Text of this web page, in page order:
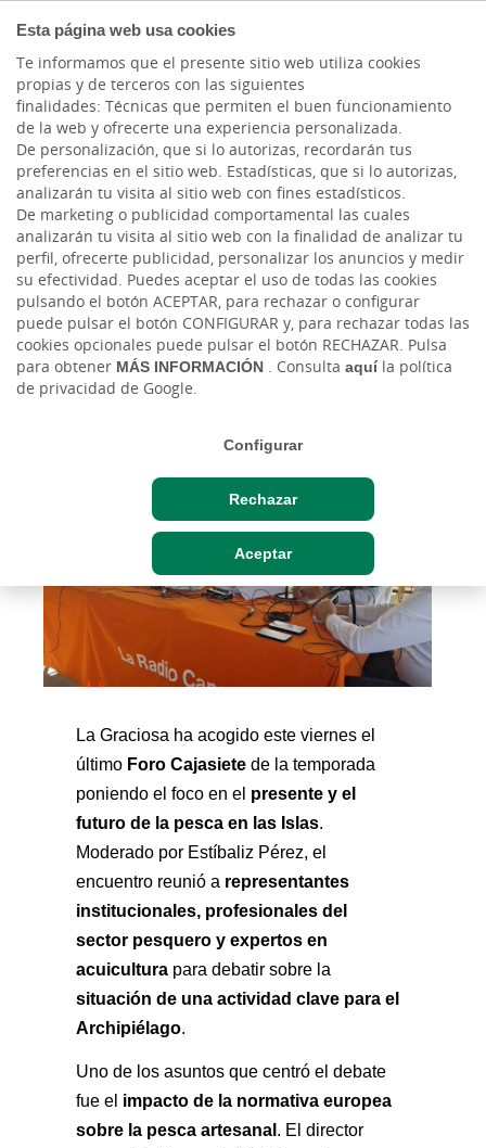
Esta página web usa cookies
Te informamos que el presente sitio web utiliza cookies
propias y de terceros con las siguientes
finalidades: Técnicas que permiten el buen funcionamiento
de la web y ofrecerte una experiencia personalizada.
De personalización, que si lo autorizas, recordarán tus
preferencias en el sitio web. Estadísticas, que si lo autorizas,
analizarán tu visita al sitio web con fines estadísticos.
De marketing o publicidad comportamental las cuales
analizarán tu visita al sitio web con la finalidad de analizar tu
perfil, ofrecerte publicidad, personalizar los anuncios y medir
su efectividad. Puedes aceptar el uso de todas las cookies
pulsando el botón ACEPTAR, para rechazar o configurar
puede pulsar el botón CONFIGURAR y, para rechazar todas las
cookies opcionales puede pulsar el botón RECHAZAR. Pulsa
para obtener MÁS INFORMACIÓN . Consulta aquíla política
de privacidad de Google.
Configurar
Rechazar
Aceptar
Actualidad
El Foro Cajasiete analiza
en La Graciosa los retos
de futuro del sector
pesquero canario
Mar, 30/06/2026 - 12:00
La Graciosa ha acogido este viernes el
último Foro Cajasiete de la temporada
poniendo el foco en el presente y el
futuro de la pesca en las Islas.
Moderado por Estíbaliz Pérez, el
encuentro reunió a representantes
institucionales, profesionales del
sector pesquero y expertos en
acuicultura
situación de una actividad clave para el
Archipiélago.
Uno de los asuntos que centró el debate
fue el impacto de la normativa europea
sobre la pesca artesanal. El director